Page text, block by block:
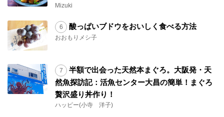
Mizuki
酸っぱいブドウをおいしく食べる方法
おおもりメシ子
半額で出会った天然本まぐろ。大阪発・天
然魚探訪記：活魚センター大昌の簡単！まぐろ
贅沢盛り丼作り！
ハッピー(小寺 洋子)